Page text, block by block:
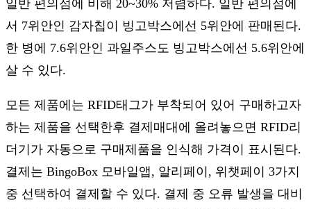
일반 편의점에 비해 20~30% 저렴하다. 일반 편의점에
서 7위안인 감자칩이 빙고박스에선 5위안에 판매된다.
한 병에 7.6위안인 과일주스도 빙고박스에선 5.6위안에
살 수 있다.
모든 제품에는 RFID태그가 부착되어 있어 구매하고자
하는 제품을 선택한후 결제매대에 올려놓으면 RFID리
더기가 자동으로 구매제품을 인식해 가격이 표시된다.
결제는 BingoBox 모바일앱, 알리페이, 위챗페이 3가지
중 선택하여 결제할 수 있다. 결제 중 오류 발생을 대비